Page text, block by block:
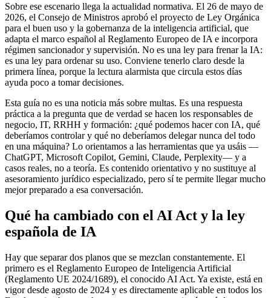
Sobre ese escenario llega la actualidad normativa. El 26 de mayo de
2026, el Consejo de Ministros aprobó el proyecto de Ley Orgánica
para el buen uso y la gobernanza de la inteligencia artificial, que
adapta el marco español al Reglamento Europeo de IA e incorpora
régimen sancionador y supervisión. No es una ley para frenar la IA:
es una ley para ordenar su uso. Conviene tenerlo claro desde la
primera línea, porque la lectura alarmista que circula estos días
ayuda poco a tomar decisiones.
Esta guía no es una noticia más sobre multas. Es una respuesta
práctica a la pregunta que de verdad se hacen los responsables de
negocio, IT, RRHH y formación: ¿qué podemos hacer con IA, qué
deberíamos controlar y qué no deberíamos delegar nunca del todo
en una máquina? Lo orientamos a las herramientas que ya usáis —
ChatGPT, Microsoft Copilot, Gemini, Claude, Perplexity— y a
casos reales, no a teoría. Es contenido orientativo y no sustituye al
asesoramiento jurídico especializado, pero sí te permite llegar mucho
mejor preparado a esa conversación.
Qué ha cambiado con el AI Act y la ley
española de IA
Hay que separar dos planos que se mezclan constantemente. El
primero es el Reglamento Europeo de Inteligencia Artificial
(Reglamento UE 2024/1689), el conocido AI Act. Ya existe, está en
vigor desde agosto de 2024 y es directamente aplicable en todos los